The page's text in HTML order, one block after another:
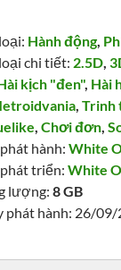
Hành động,
chi tiết: 2.5D,
kịch "đen", Hài
,Trinh
,Chơi đơn,
hành:White
triển:White
lượng:8 GB
phát hành: 26/